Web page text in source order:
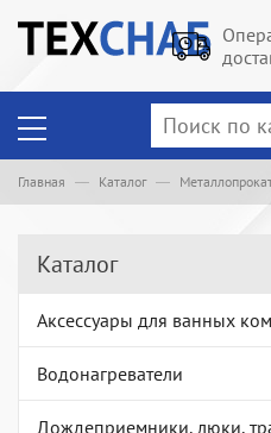
Главная Каталог
Каталог
Аксессуары для ванных
Водонагреватели
Дождеприемники, люки,